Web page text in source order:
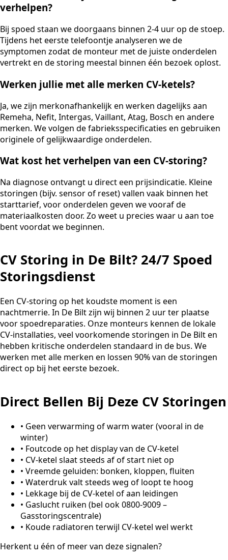
verhelpen?
Bij spoed staan we doorgaans binnen 2-4 uur op de stoep.
Tijdens het eerste telefoontje analyseren we de
symptomen zodat de monteur met de juiste onderdelen
vertrekt en de storing meestal binnen één bezoek oplost.
Werken jullie met alle merken CV-ketels?
Ja, we zijn merkonafhankelijk en werken dagelijks aan
Remeha, Nefit, Intergas, Vaillant, Atag, Bosch en andere
merken. We volgen de fabrieksspecificaties en gebruiken
originele of gelijkwaardige onderdelen.
Wat kost het verhelpen van een CV-storing?
Na diagnose ontvangt u direct een prijsindicatie. Kleine
storingen (bijv. sensor of reset) vallen vaak binnen het
starttarief, voor onderdelen geven we vooraf de
materiaalkosten door. Zo weet u precies waar u aan toe
bent voordat we beginnen.
CV Storing in De Bilt? 24/7 Spoed
Storingsdienst
Een CV-storing op het koudste moment is een
nachtmerrie. In De Bilt zijn wij binnen 2 uur ter plaatse
voor spoedreparaties. Onze monteurs kennen de lokale
CV-installaties, veel voorkomende storingen in De Bilt en
hebben kritische onderdelen standaard in de bus. We
werken met alle merken en lossen 90% van de storingen
direct op bij het eerste bezoek.
Direct Bellen Bij Deze CV Storingen
• Geen verwarming of warm water (vooral in de
winter)
• Foutcode op het display van de CV-ketel
• CV-ketel slaat steeds af of start niet op
• Vreemde geluiden: bonken, kloppen, fluiten
• Waterdruk valt steeds weg of loopt te hoog
• Lekkage bij de CV-ketel of aan leidingen
• Gaslucht ruiken (bel ook 0800-9009 –
Gasstoringscentrale)
• Koude radiatoren terwijl CV-ketel wel werkt
Herkent u één of meer van deze signalen?